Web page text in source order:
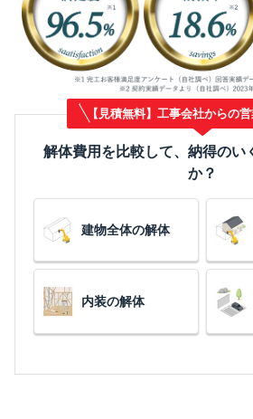
【見積無料】工事会社からの
解体費用を比較して、納得のい
か？
建物全体の解体
内装の解体